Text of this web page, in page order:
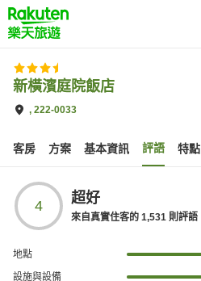
to
top
page
新橫濱庭院飯店
, 222-0033
客房 方案 基本資訊 評語 特點
4 超好
來自真實住客的 1,531 則評語
地點
設施與設備